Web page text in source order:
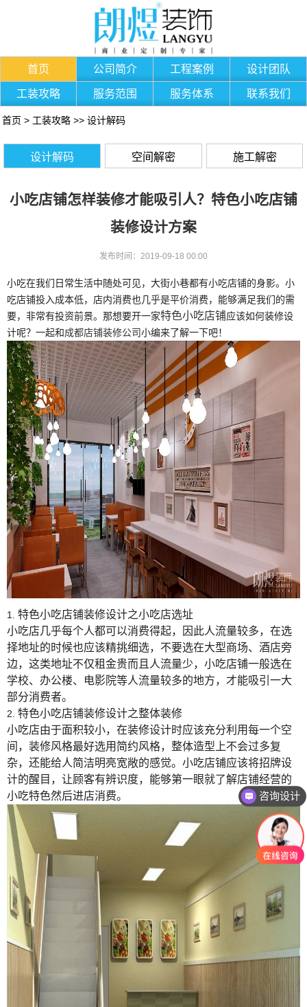
首页 公司简介 工程案例 设计团队
工装攻略 服务范围 服务体系 联系我们
首页 > 工装攻略 >> 设计解码
设计解码 空间解密 施工解密
小吃店铺怎样装修才能吸引人？特色小吃店铺
装修设计方案
发布时间：2019-09-18 00:00
小吃在我们日常生活中随处可见，大街小巷都有小吃店铺的身影。小
吃店铺投入成本低，店内消费也几乎是平价消费，能够满足我们的需
要，非常有投资前景。那想要开一家特色小吃店铺应该如何装修设
计呢？一起和成都店铺装修公司小编来了解一下吧！
1. 特色小吃店铺装修设计之小吃店选址
小吃店几乎每个人都可以消费得起，因此人流量较多，在选
择地址的时候也应该精挑细选，不要选在大型商场、酒店旁
边，这类地址不仅租金贵而且人流量少，小吃店铺一般选在
学校、办公楼、电影院等人流量较多的地方，才能吸引一大
部分消费者。
2. 特色小吃店铺装修设计之整体装修
小吃店由于面积较小，在装修设计时应该充分利用每一个空
间，装修风格最好选用简约风格，整体造型上不会过多复
杂，还能给人简洁明亮宽敞的感觉。小吃店铺应该将招牌设
计的醒目，让顾客有辨识度，能够第一眼就了解店铺经营的
小吃特色然后进店消费。
咨询设计